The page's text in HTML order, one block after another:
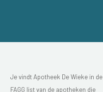
Je vindt Apotheek De Wieke in de
FAGG list van de apotheken die